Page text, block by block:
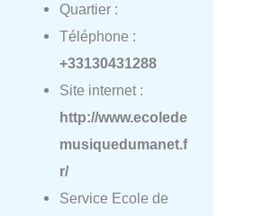
Quartier :
Téléphone :
+33130431288
Site internet :
http://www.ecolede
musiquedumanet.f
r/
Service Ecole de